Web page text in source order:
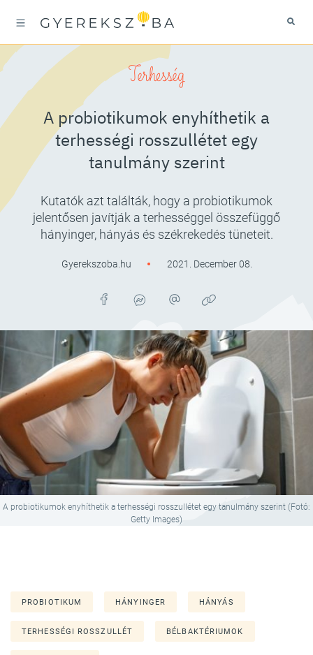
Terhesség
A probiotikumok enyhíthetik a
terhességi rosszullétet egy
tanulmány szerint
Kutatók azt találták, hogy a probiotikumok
jelentősen javítják a terhességgel összefüggő
hányinger, hányás és székrekedés tüneteit.
Gyerekszoba.hu 2021. December 08.
A probiotikumok enyhíthetik a terhességi rosszullétet egy tanulmány szerint (Fotó:
Getty Images)
PROBIOTIKUM HÁNYINGER HÁNYÁS
TERHESSÉGI ROSSZULLÉT BÉLBAKTÉRIUMOK